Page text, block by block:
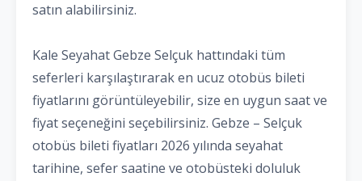
satın alabilirsiniz.
Kale Seyahat Gebze Selçuk hattındaki tüm
seferleri karşılaştırarak en ucuz otobüs bileti
fiyatlarını görüntüleyebilir, size en uygun saat ve
fiyat seçeneğini seçebilirsiniz. Gebze – Selçuk
otobüs bileti fiyatları 2026 yılında seyahat
tarihine, sefer saatine ve otobüsteki doluluk